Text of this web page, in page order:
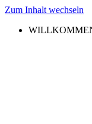
Zum Inhalt wechseln